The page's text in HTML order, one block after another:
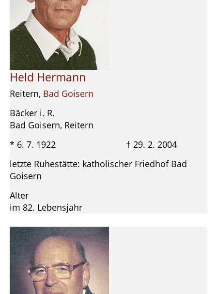
Held Hermann
Reitern, Bad Goisern
Bäcker i. R.
Bad Goisern, Reitern
* 6. 7. 1922 † 29. 2. 2004
letzte Ruhestätte: katholischer Friedhof Bad
Goisern
Alter
im 82. Lebensjahr